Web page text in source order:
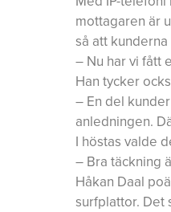
mottagaren är
så att
– Nu har vi fått
Han tycker
– En del
anledningen.
I höstas valde
– Bra täckning
Håkan Daal
surfplattor. Det